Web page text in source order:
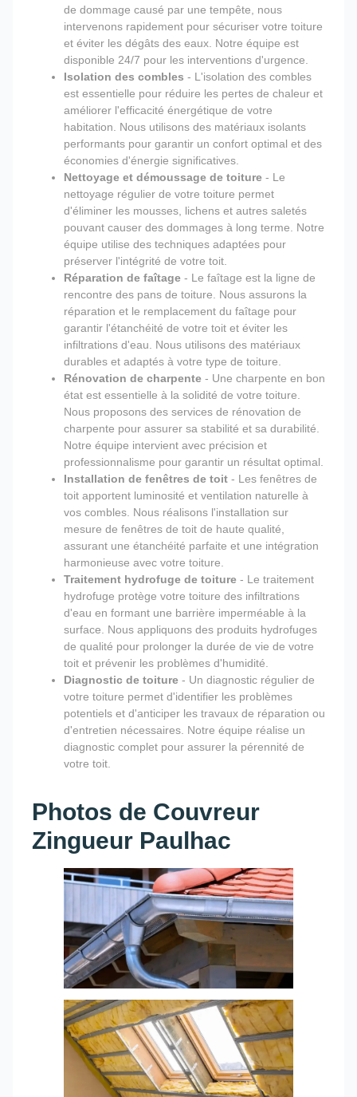
de dommage causé par une tempête, nous
intervenons rapidement pour sécuriser votre toiture
et éviter les dégâts des eaux. Notre équipe est
disponible 24/7 pour les interventions d'urgence.
Isolation des combles - L'isolation des combles
est essentielle pour réduire les pertes de chaleur et
améliorer l'efficacité énergétique de votre
habitation. Nous utilisons des matériaux isolants
performants pour garantir un confort optimal et des
économies d'énergie significatives.
Nettoyage et démoussage de toiture - Le
nettoyage régulier de votre toiture permet
d'éliminer les mousses, lichens et autres saletés
pouvant causer des dommages à long terme. Notre
équipe utilise des techniques adaptées pour
préserver l'intégrité de votre toit.
Réparation de faîtage - Le faîtage est la ligne de
rencontre des pans de toiture. Nous assurons la
réparation et le remplacement du faîtage pour
garantir l'étanchéité de votre toit et éviter les
infiltrations d'eau. Nous utilisons des matériaux
durables et adaptés à votre type de toiture.
Rénovation de charpente - Une charpente en bon
état est essentielle à la solidité de votre toiture.
Nous proposons des services de rénovation de
charpente pour assurer sa stabilité et sa durabilité.
Notre équipe intervient avec précision et
professionnalisme pour garantir un résultat optimal.
Installation de fenêtres de toit - Les fenêtres de
toit apportent luminosité et ventilation naturelle à
vos combles. Nous réalisons l'installation sur
mesure de fenêtres de toit de haute qualité,
assurant une étanchéité parfaite et une intégration
harmonieuse avec votre toiture.
Traitement hydrofuge de toiture - Le traitement
hydrofuge protège votre toiture des infiltrations
d'eau en formant une barrière imperméable à la
surface. Nous appliquons des produits hydrofuges
de qualité pour prolonger la durée de vie de votre
toit et prévenir les problèmes d'humidité.
Diagnostic de toiture - Un diagnostic régulier de
votre toiture permet d'identifier les problèmes
potentiels et d'anticiper les travaux de réparation ou
d'entretien nécessaires. Notre équipe réalise un
diagnostic complet pour assurer la pérennité de
votre toit.
Photos de Couvreur
Zingueur Paulhac